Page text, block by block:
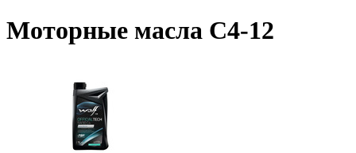
Моторные масла C4-12